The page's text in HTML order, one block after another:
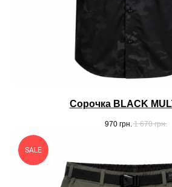
Сорочка BLACK
970 грн. 1 670 грн.
SALE